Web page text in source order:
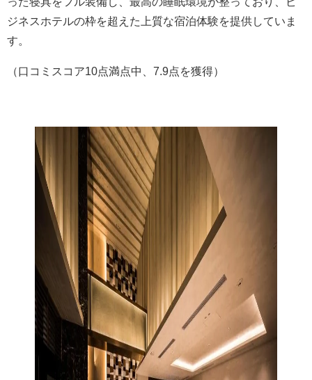
ジネスホテルの枠を超えた上質な宿泊体験を提供していま
す。
（口コミスコア10点満点中、7.9点を獲得）